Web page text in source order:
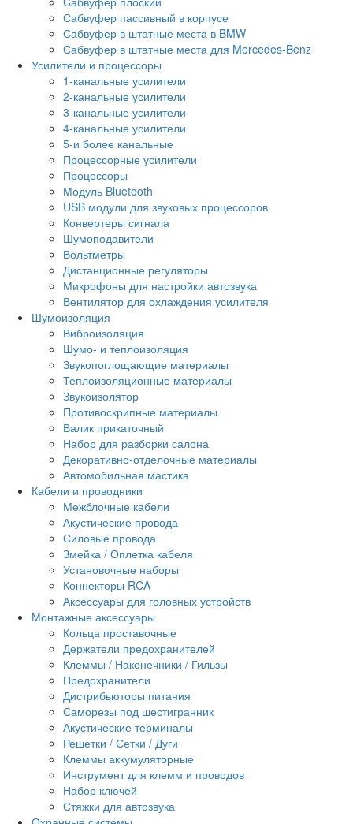
Сабвуфер пассивный в корпусе
Сабвуфер в штатные места в BMW
Сабвуфер в штатные места для Mercedes-Benz
Усилители и процессоры
1-канальные усилители
2-канальные усилители
3-канальные усилители
4-канальные усилители
5-и более канальные
Процессорные усилители
Процессоры
Модуль Bluetooth
USB модули для звуковых процессоров
Конвертеры сигнала
Шумоподавители
Вольтметры
Дистанционные регуляторы
Микрофоны для настройки автозвука
Вентилятор для охлаждения усилителя
Шумоизоляция
Виброизоляция
Шумо- и теплоизоляция
Звукопоглощающие материалы
Теплоизоляционные материалы
Звукоизолятор
Противоскрипные материалы
Валик прикаточный
Набор для разборки салона
Декоративно-отделочные материалы
Автомобильная мастика
Кабели и проводники
Межблочные кабели
Акустические провода
Силовые провода
Змейка / Оплетка кабеля
Установочные наборы
Коннекторы RCA
Аксессуары для головных устройств
Монтажные аксессуары
Кольца проставочные
Держатели предохранителей
Клеммы / Наконечники / Гильзы
Предохранители
Дистрибьюторы питания
Саморезы под шестигранник
Акустические терминалы
Решетки / Сетки / Дуги
Клеммы аккумуляторные
Инструмент для клемм и проводов
Набор ключей
Стяжки для автозвука